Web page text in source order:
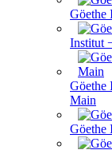
Göethe
Institut
Göethe
Main
Göethe